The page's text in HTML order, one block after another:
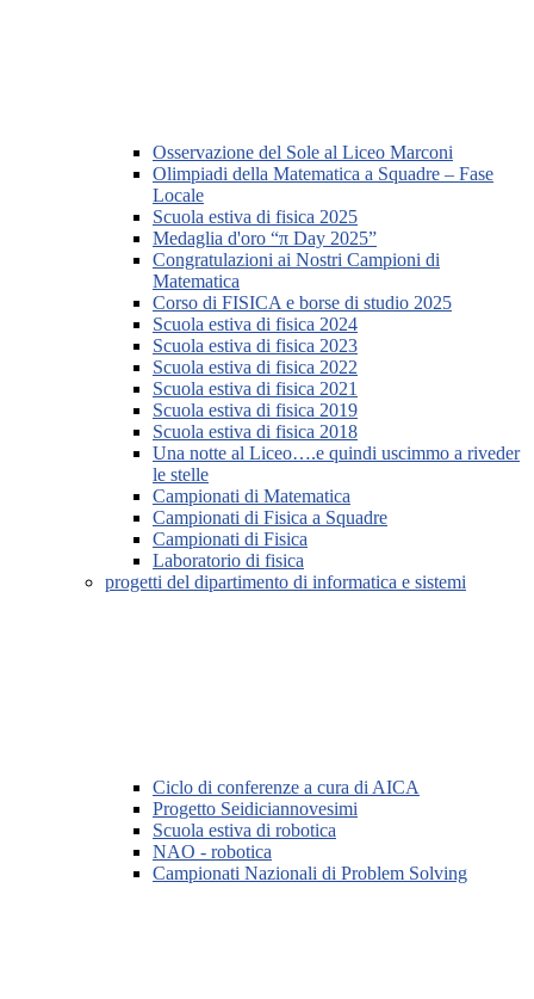
Osservazione del Sole al Liceo Marconi
Olimpiadi della Matematica a Squadre – Fase
Locale
Scuola estiva di fisica 2025
Medaglia d'oro “π Day 2025”
Congratulazioni ai Nostri Campioni di
Matematica
Corso di FISICA e borse di studio 2025
Scuola estiva di fisica 2024
Scuola estiva di fisica 2023
Scuola estiva di fisica 2022
Scuola estiva di fisica 2021
Scuola estiva di fisica 2019
Scuola estiva di fisica 2018
Una notte al Liceo….e quindi uscimmo a riveder
le stelle
Campionati di Matematica
Campionati di Fisica a Squadre
Campionati di Fisica
Laboratorio di fisica
progetti del dipartimento di informatica e sistemi
Ciclo di conferenze a cura di AICA
Progetto Seidiciannovesimi
Scuola estiva di robotica
NAO - robotica
Campionati Nazionali di Problem Solving